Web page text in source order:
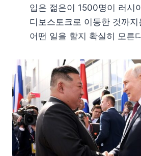
입은 젊은이 1500명이 러시
디보스토크로 이동한 것까
어떤 일을 할지 확실히 모른